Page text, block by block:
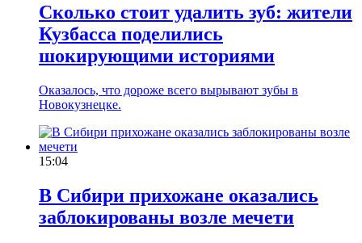
Сколько стоит удалить зуб: жители
Кузбасса поделились
шокирующими историями
Оказалось, что дороже всего вырывают зубы в
Новокузнецке.
15:04
В Сибири прихожане оказались
заблокированы возле мечети